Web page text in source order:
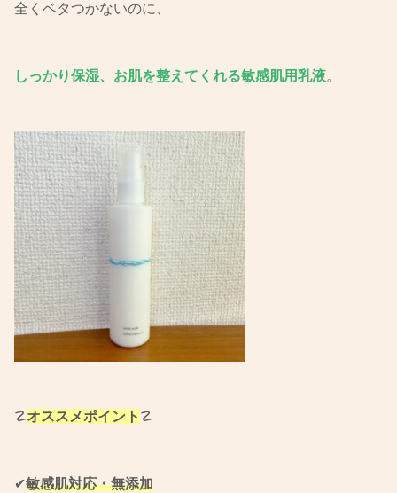
全くベタつかないのに、
しっかり保湿、お肌を整えてくれる敏感肌用乳液。
☡オススメポイント ☡
✔︎敏感肌対応・無添加